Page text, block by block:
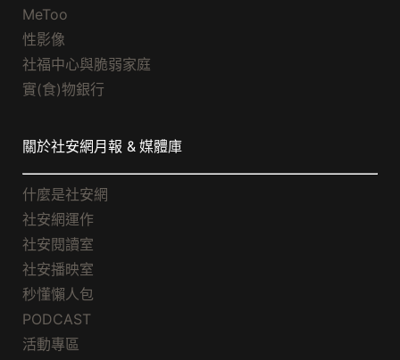
MeToo
性影像
社福中心與脆弱家庭
實(食)物銀行
關於社安網月報 & 媒體庫
什麼是社安網
社安網運作
社安閱讀室
社安播映室
秒懂懶人包
PODCAST
活動專區